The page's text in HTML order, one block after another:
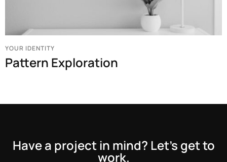
YOUR IDENTITY
Pattern Exploration
Have a project in mind? Let’s get to
work.